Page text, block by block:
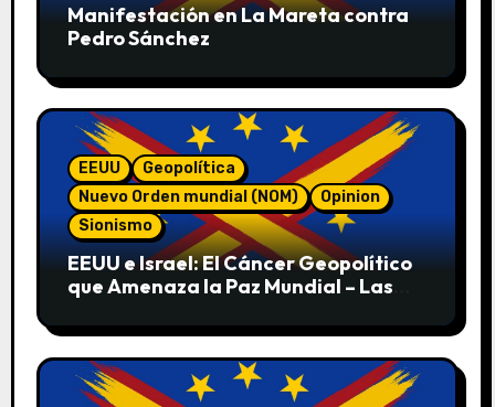
Manifestación en La Mareta contra
Pedro Sánchez
EEUU
Geopolítica
Nuevo Orden mundial (NOM)
Opinion
Sionismo
EEUU e Israel: El Cáncer Geopolítico
que Amenaza la Paz Mundial – Las
Humanidad